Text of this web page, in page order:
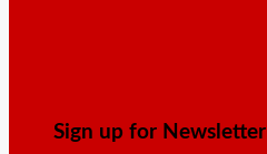
Sign up for Newsletter